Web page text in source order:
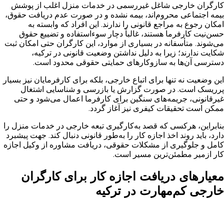
کارگران خارجی شاغل غیررسمی در خدمات منزل اغلب از پوشش
بیمه اجتماعی محروم‌اند، بیمه نشده و در صورت عدم دریافت حقوق،
امکان رجوع به مراجع قانونی را ندارند. این افراد که وابسته به
حسن‌نیت کارفرما هستند، غالباً دچار سوءاستفاده و تضییع حقوق
می‌شوند. متأسفانه در بسیاری از موارد، این کارگران حتی امکان ثبت
شکایت ندارند؛ زیرا به دلیل نداشتن وضعیت قانونی در ترکیه،
دسترسی آن‌ها به سازوکارهای حمایتی حقوقی محدود است.
این وضعیت نه تنها برای اتباع خارجی، بلکه برای کارفرمایان نیز بسیار
پرریسک است. در صورت گزارش یا بازرسی و شناسایی اشتغال
غیرقانونی، جریمه‌های سنگین برای کارفرما اعمال می‌شود و حتی
ممکن است تحقیقات کیفری نیز آغاز گردد.
بنابراین، هرکسی که قصد به‌کارگیری تبعه خارجی در خدمات منزل را
دارد، باید روند اخذ اجازه کار را به‌طور قانونی دنبال کند. جهت پیشبرد
کامل و جلوگیری از مشکلات حقوقی، دریافت مشاوره از وکیل اجازه
کار ازمیر مطمئن‌ترین مسیر است.
معیارهای دریافت اجازه کار برای کارگران
خارجی کم‌مهارت در ترکیه